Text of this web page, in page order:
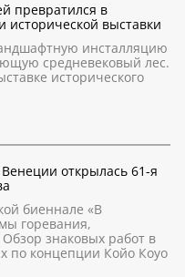
превратился в
исторической выставки
инсталляцию
средневековый лес.
исторического
открылась 61-я
биеннале «В
горевания,
знаковых работ в
по концепции Койо Коуо